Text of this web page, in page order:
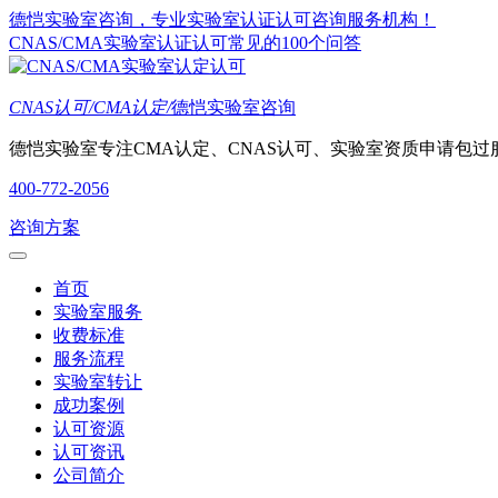
德恺实验室咨询，专业实验室认证认可咨询服务机构！
CNAS/CMA实验室认证认可常见的100个问答
CNAS认可/CMA认定/德恺实验室咨询
德恺实验室专注CMA认定、CNAS认可、实验室资质申请包过
400-772-2056
咨询方案
首页
实验室服务
收费标准
服务流程
实验室转让
成功案例
认可资源
认可资讯
公司简介